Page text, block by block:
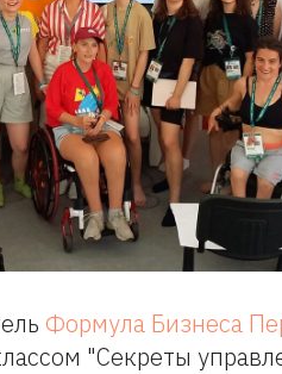
Формула Бизнеса
"Секреты